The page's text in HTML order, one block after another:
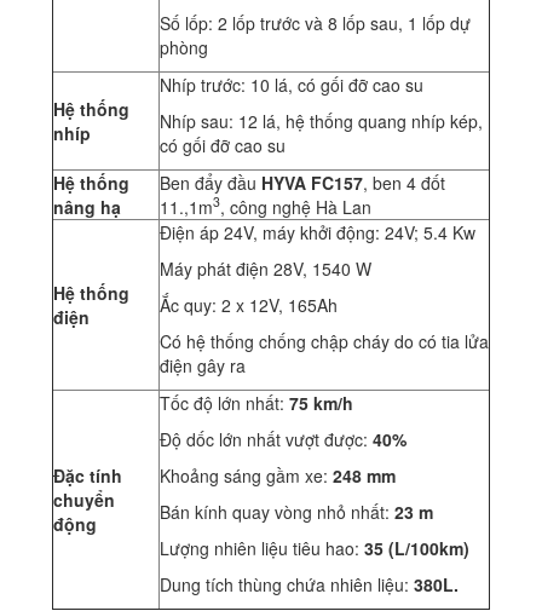
Số lốp: 2 lốp trước và 8 lốp sau, 1 lốp dự
phòng
Hệ thống
nhíp
Nhíp trước: 10 lá, có gối đỡ cao su
Nhíp sau: 12 lá, hệ thống quang nhíp kép,
có gối đỡ cao su
Hệ thống
nâng hạ
Ben đẩy đầu HYVA FC157, ben 4 đốt
11.,1m3, công nghệ Hà Lan
Hệ thống
điện
Điện áp 24V, máy khởi động: 24V; 5.4 Kw
Máy phát điện 28V, 1540 W
Ắc quy: 2 x 12V, 165Ah
Có hệ thống chống chập cháy do có tia lửa
điện gây ra
Đặc tính
chuyển
động
Tốc độ lớn nhất: 75 km/h
Độ dốc lớn nhất vượt được: 40%
Khoảng sáng gầm xe: 248 mm
Bán kính quay vòng nhỏ nhất: 23 m
Lượng nhiên liệu tiêu hao: 35 (L/100km)
Dung tích thùng chứa nhiên liệu: 380L.